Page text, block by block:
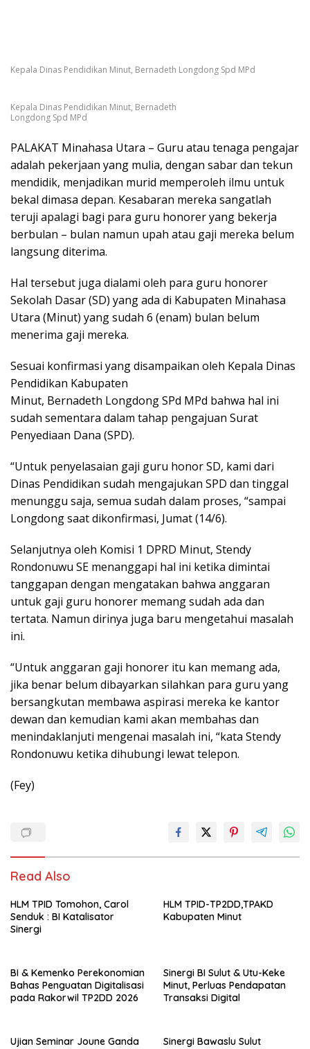
Kepala Dinas Pendidikan Minut, Bernadeth Longdong Spd MPd
Kepala Dinas Pendidikan Minut, Bernadeth
Longdong Spd MPd
PALAKAT Minahasa Utara – Guru atau tenaga pengajar
adalah pekerjaan yang mulia, dengan sabar dan tekun
mendidik, menjadikan murid memperoleh ilmu untuk
bekal dimasa depan. Kesabaran mereka sangatlah
teruji apalagi bagi para guru honorer yang bekerja
berbulan – bulan namun upah atau gaji mereka belum
langsung diterima.
Hal tersebut juga dialami oleh para guru honorer
Sekolah Dasar (SD) yang ada di Kabupaten Minahasa
Utara (Minut) yang sudah 6 (enam) bulan belum
menerima gaji mereka.
Sesuai konfirmasi yang disampaikan oleh Kepala Dinas
Pendidikan Kabupaten
Minut, Bernadeth Longdong SPd MPd bahwa hal ini
sudah sementara dalam tahap pengajuan Surat
Penyediaan Dana (SPD).
“Untuk penyelasaian gaji guru honor SD, kami dari
Dinas Pendidikan sudah mengajukan SPD dan tinggal
menunggu saja, semua sudah dalam proses, “sampai
Longdong saat dikonfirmasi, Jumat (14/6).
Selanjutnya oleh Komisi 1 DPRD Minut, Stendy
Rondonuwu SE menanggapi hal ini ketika dimintai
tanggapan dengan mengatakan bahwa anggaran
untuk gaji guru honorer memang sudah ada dan
tertata. Namun dirinya juga baru mengetahui masalah
ini.
“Untuk anggaran gaji honorer itu kan memang ada,
jika benar belum dibayarkan silahkan para guru yang
bersangkutan membawa aspirasi mereka ke kantor
dewan dan kemudian kami akan membahas dan
menindaklanjuti mengenai masalah ini, “kata Stendy
Rondonuwu ketika dihubungi lewat telepon.
(Fey)
Read Also
HLM TPID Tomohon, Carol
Senduk : BI Katalisator
Sinergi
HLM TPID-TP2DD,TPAKD
Kabupaten Minut
BI & Kemenko Perekonomian
Bahas Penguatan Digitalisasi
pada Rakorwil TP2DD 2026
Sinergi BI Sulut & Utu-Keke
Minut, Perluas Pendapatan
Transaksi Digital
Ujian Seminar Joune Ganda
Sinergi Bawaslu Sulut